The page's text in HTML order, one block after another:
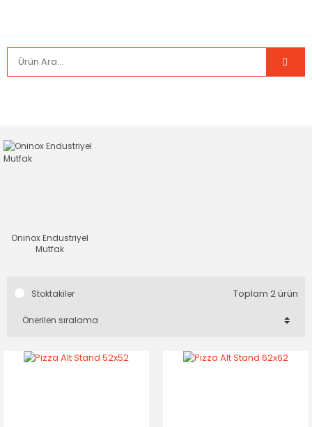
Oninox Endustriyel
Mutfak
Stoktakiler Toplam 2 ürün